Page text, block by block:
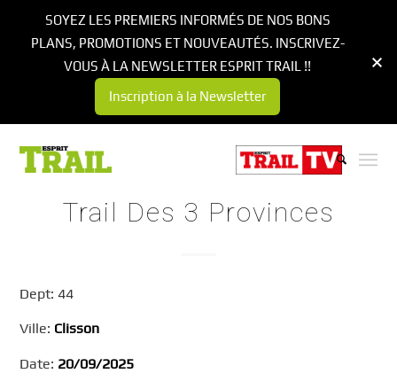
Trail Des 3 Provinces
Dept: 44
Ville: Clisson
Date: 20/09/2025
SOYEZ LES PREMIERS INFORMÉS DE NOS BONS
PLANS, PROMOTIONS ET NOUVEAUTÉS. INSCRIVEZ-
VOUS À LA NEWSLETTER ESPRIT TRAIL !!
Inscription à la Newsletter